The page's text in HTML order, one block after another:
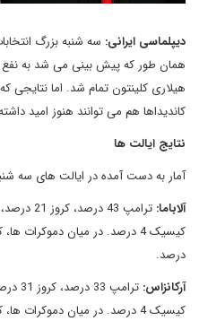
دیپلماسی ایرانی: سه شنبه بزرگ
همان طور که پیش بینی می شد به نفع
هیلاری کلینتون تمام شد. اما
کاندیداها هم می توانند هنوز امید
نتایج ایالت ها
آمار به دست آمده در ایالت های سه
آلاباما:
درصد.
آرکانزاس:
کیسیک 4 درصد. در میان دموکرات ها، کلینتون 66 درصد و سندرز 30 درصد.